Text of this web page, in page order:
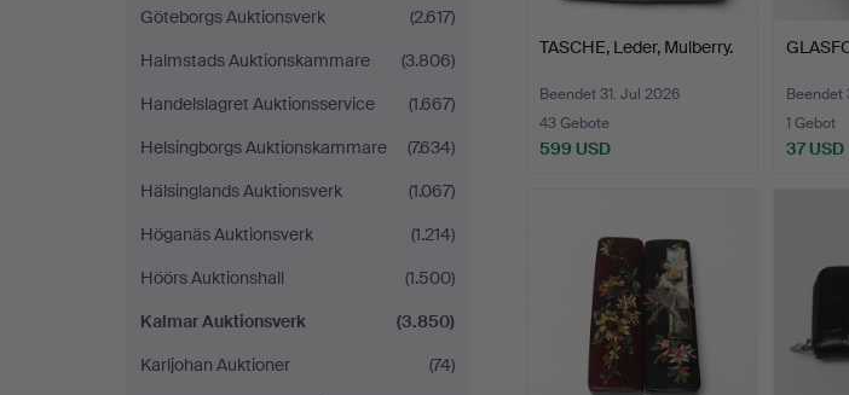
Göteborgs Auktionsverk
(2.617)
Halmstads Auktionskammare
(3.806)
Handelslagret Auktionsservice
(1.667)
Helsingborgs Auktionskammare
(7.634)
Hälsinglands Auktionsverk
(1.067)
Höganäs Auktionsverk
(1.214)
Höörs Auktionshall
(1.500)
Kalmar Auktionsverk
(3.850)
Karljohan Auktioner
(74)
TASCHE, Leder, Mulberry.
Beendet 31. Jul 2026
43 Gebote
599 USD
Beendet
1 Gebot
37 USD